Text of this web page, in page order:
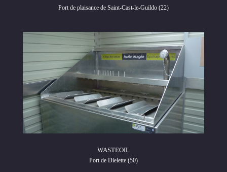
Port de plaisance de Saint-Cast-le-Guildo (22)
WASTEOIL
Port de Dielette (50)